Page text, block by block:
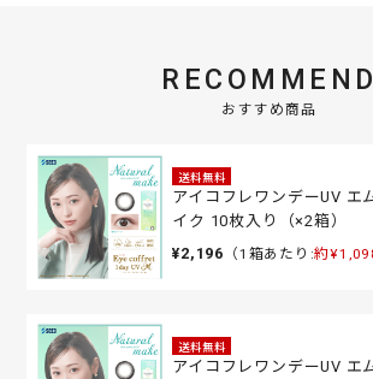
RECOMMEND
おすすめ商品
送料無料
アイコフレワンデーUV エ
イク 10枚入り（×2箱）
¥2,196 （1箱あたり:約
送料無料
アイコフレワンデーUV エ